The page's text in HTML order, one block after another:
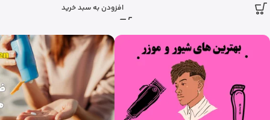
افزودن به سبد خرید افزودن به سبد خرید